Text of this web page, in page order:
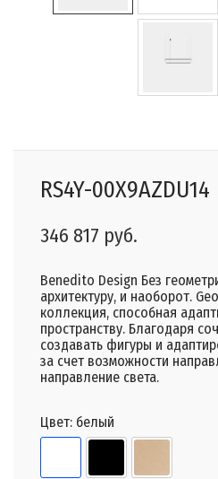
RS4Y-00X9AZDU14
346 817 руб.
Benedito Design Без
архитектуру, и наоборот.
коллекция, способная
пространству. Благодаря
создавать фигуры и
за счет возможности
направление света.
Цвет: белый